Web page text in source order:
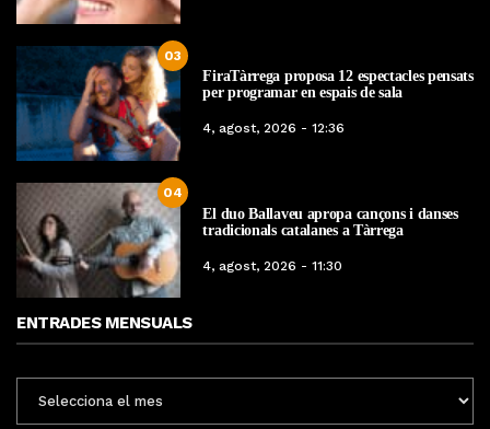
03
FiraTàrrega proposa 12 espectacles pensats
per programar en espais de sala
4, agost, 2026 - 12:36
04
El duo Ballaveu apropa cançons i danses
tradicionals catalanes a Tàrrega
4, agost, 2026 - 11:30
ENTRADES MENSUALS
MENSUALS